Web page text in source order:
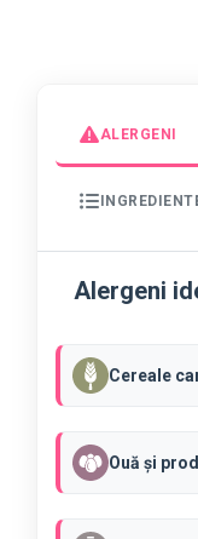
ALERGENI
Alergeni
Cereale
Ouă și